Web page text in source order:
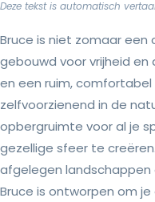
Deze tekst is automatisch
Bruce is niet zomaar een
gebouwd voor vrijheid en
en een ruim,
zelfvoorzienend in de
opbergruimte voor al je
gezellige sfeer te
afgelegen
Bruce is ontworpen om